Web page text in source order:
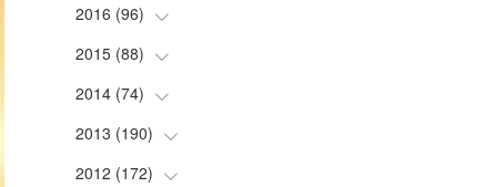
(1)
(1)
(1)
(3)
(2)
(1)
(2)
(1)
(3)
(1)
2016 (96)
(2)
(5)
(6)
(3)
2015 (88)
(4)
(7)
(6)
2014 (74)
(9)
(14)
2013 (190)
(17)
2012 (172)